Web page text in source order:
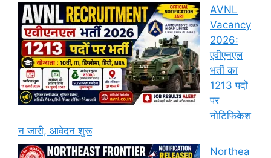
AVNL
Vacancy
2026:
एवीएनएल
भर्ती का
1213 पदों
पर
नोटिफिकेश
न जारी, आवेदन शुरू
Northea